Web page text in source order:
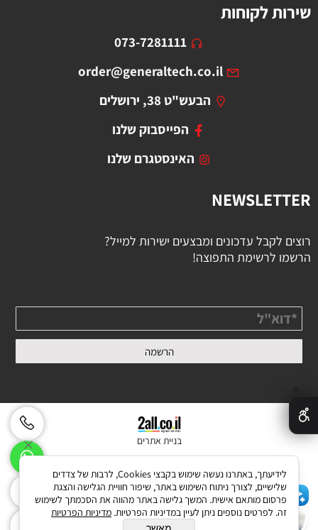
שירות לקוחות
073-7281111
order@generaltech.co.il
הבעש"ט 38, ירושלים
הפייסבוק שלנו
האינסטגרם שלנו
NEWSLETTER
רוצים לקבל עדכונים ומבצעים ישירות למייל?
הרשמו לרשימת התפוצה!
בניית אתרים
לידיעתך, באתרנו נעשה שימוש בקבצי Cookies, לרבות של צדדים
שלישיים, לצורך ניתוח השימוש באתר, שיפור חוויית הגלישה והצגת
פרסום מותאם אישית. המשך גלישה באתר מהווה את הסכמתך לשימוש
זה. לפרטים נוספים ניתן לעיין במדיניות הפרטיות. מדיניות הפרטיות